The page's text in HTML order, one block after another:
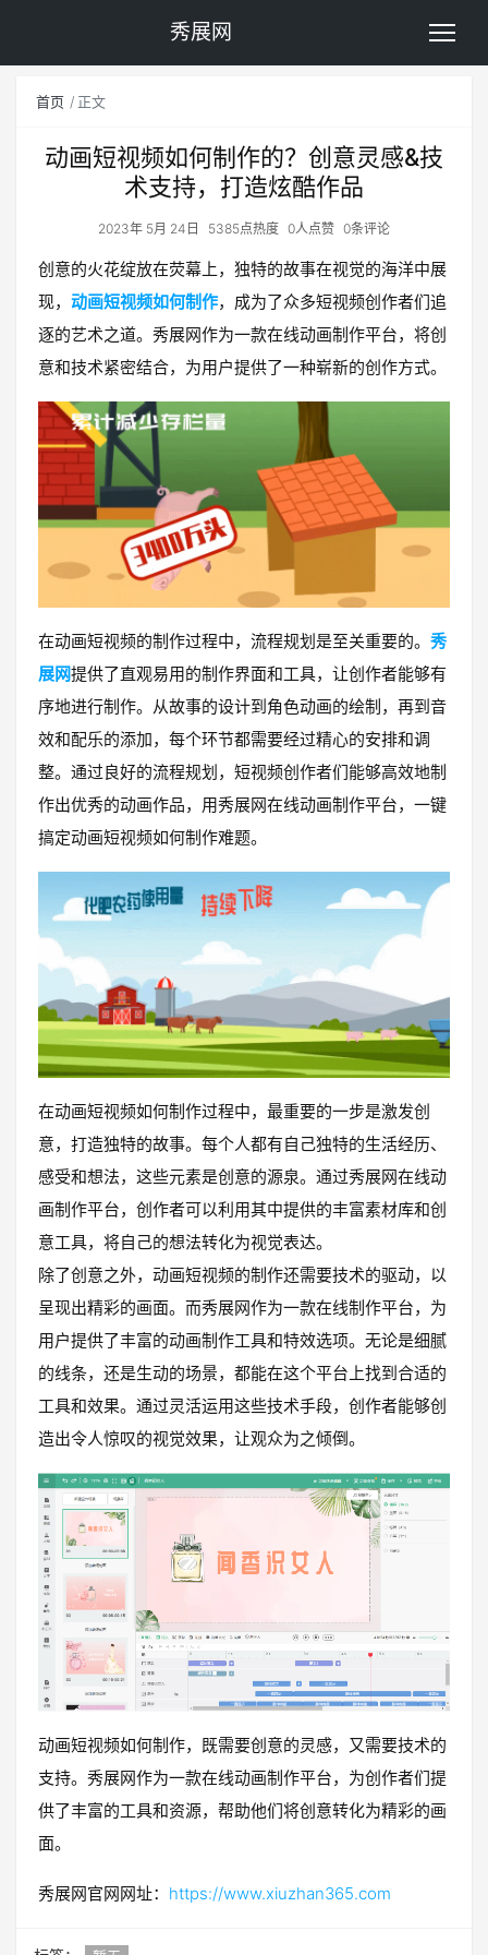
秀展网
首页 正文
动画短视频如何制作的？创意灵感&技
术支持，打造炫酷作品
2023年 5月 24日 5385点热度 0人点赞 0条评论
创意的火花绽放在荧幕上，独特的故事在视觉的海洋中展
现， 动画短视频如何制作，成为了众多短视频创作者们追
逐的艺术之道。秀展网作为一款在线动画制作平台，将创
意和技术紧密结合，为用户提供了一种崭新的创作方式。
在动画短视频的制作过程中，流程规划是至关重要的。 秀
展网提供了直观易用的制作界面和工具，让创作者能够有
序地进行制作。从故事的设计到角色动画的绘制，再到音
效和配乐的添加，每个环节都需要经过精心的安排和调
整。通过良好的流程规划，短视频创作者们能够高效地制
作出优秀的动画作品，用秀展网在线动画制作平台，一键
搞定动画短视频如何制作难题。
在动画短视频如何制作过程中，最重要的一步是激发创
意，打造独特的故事。每个人都有自己独特的生活经历、
感受和想法，这些元素是创意的源泉。通过秀展网在线动
画制作平台，创作者可以利用其中提供的丰富素材库和创
意工具，将自己的想法转化为视觉表达。
除了创意之外，动画短视频的制作还需要技术的驱动，以
呈现出精彩的画面。而秀展网作为一款在线制作平台，为
用户提供了丰富的动画制作工具和特效选项。无论是细腻
的线条，还是生动的场景，都能在这个平台上找到合适的
工具和效果。通过灵活运用这些技术手段，创作者能够创
造出令人惊叹的视觉效果，让观众为之倾倒。
动画短视频如何制作，既需要创意的灵感，又需要技术的
支持。秀展网作为一款在线动画制作平台，为创作者们提
供了丰富的工具和资源，帮助他们将创意转化为精彩的画
面。
秀展网官网网址： https://www.xiuzhan365.com